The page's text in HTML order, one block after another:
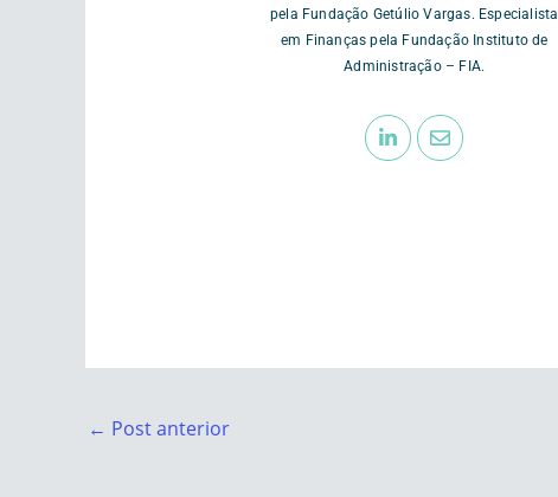
pela Fundação Getúlio Vargas. Especialista
em Finanças pela Fundação Instituto de
Administração – FIA.
← Post anterior